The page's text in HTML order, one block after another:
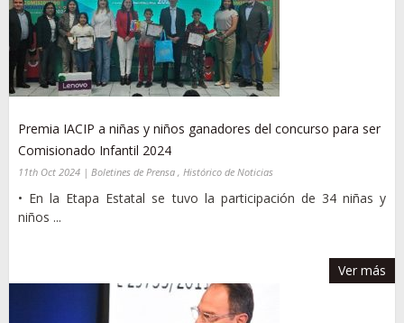
Premia IACIP a niñas y niños ganadores del concurso para ser
Comisionado Infantil 2024
11th Oct 2024 | Boletines de Prensa , Histórico de Noticias
• En la Etapa Estatal se tuvo la participación de 34 niñas y
niños ...
Ver más